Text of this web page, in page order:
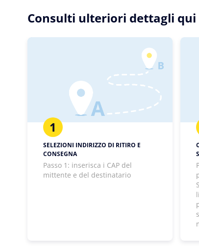
Consulti ulteriori dettagli qui
1
SELEZIONI INDIRIZZO DI RITIRO E
CONSEGNA
Passo 1: inserisca i CAP del
mittente e del destinatario